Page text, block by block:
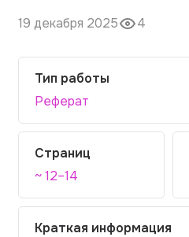
19 декабря 2025 4
Тип работы
Реферат
Страниц
~ 12–14
Краткая информация